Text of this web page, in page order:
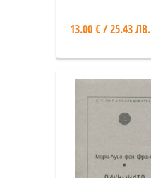
13.00 € / 25.43 ЛВ.